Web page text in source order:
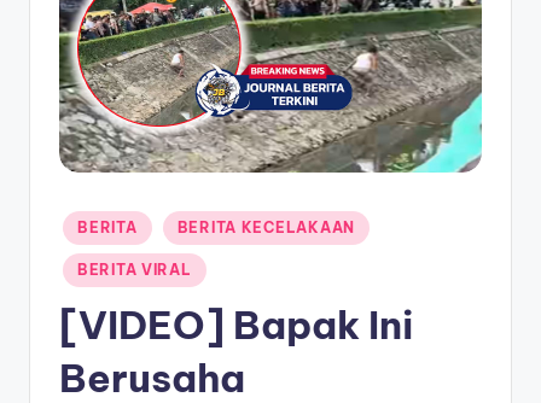
B
ri
Posted
in
BERITA BERITA KECELAKAAN
BERITA VIRAL
[VIDEO] Bapak Ini
Berusaha